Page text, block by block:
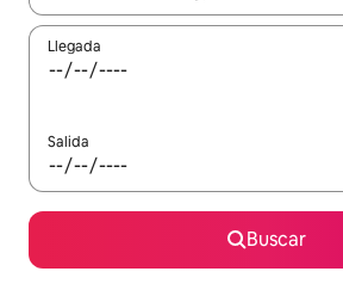
Llegada
Salida
Buscar